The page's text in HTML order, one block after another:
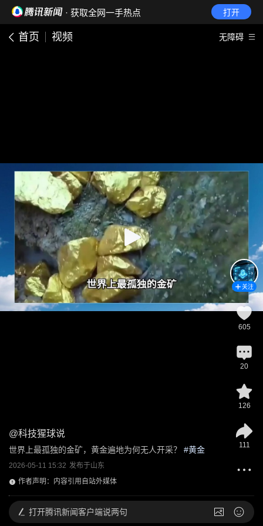
· 获取全网一手热点 打开
首页 视频 无障碍
@科技猩球说
世界上最孤独的金矿，黄金遍地为何无人开采？ #黄金
2026-05-11 15:32 发布于山东
作者声明：内容引用自站外媒体
关注
605
20
126
111
打开腾讯新闻客户端说两句